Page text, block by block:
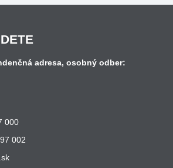
adresa, osobný odber:
000
002